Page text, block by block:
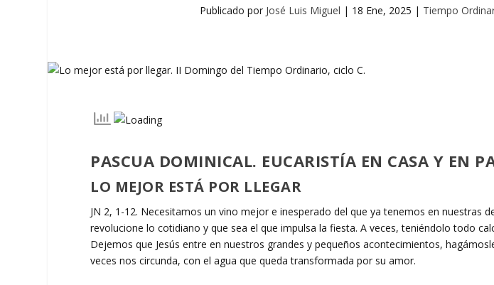
Publicado por José Luis Miguel | 18 Ene, 2025 | Tiempo
PASCUA DOMINICAL. EUCARISTÍA EN CASA Y EN
LO MEJOR ESTÁ POR LLEGAR
JN 2, 1-12. Necesitamos un vino mejor e inesperado del que ya tenemos en nuestras
revolucione lo cotidiano y que sea el que impulsa la fiesta. A veces, teniéndolo todo
Dejemos que Jesús entre en nuestros grandes y pequeños acontecimientos,
veces nos circunda, con el agua que queda transformada por su amor.